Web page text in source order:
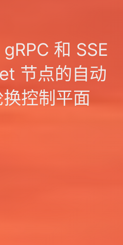
和 SSE
节点的自动
控制平面